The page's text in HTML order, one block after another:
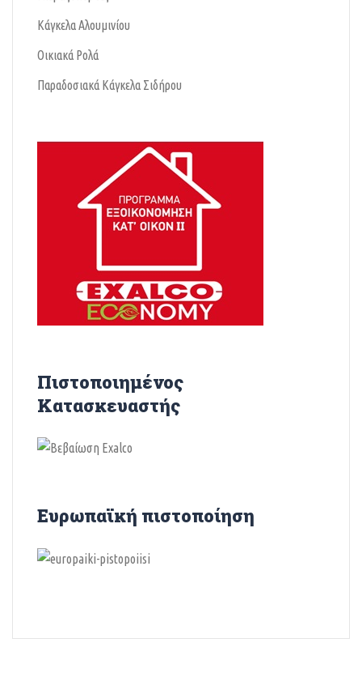
Κάγκελα Αλουμινίου
Οικιακά Ρολά
Παραδοσιακά Κάγκελα Σιδήρου
Πιστοποιημένος
Κατασκευαστής
Ευρωπαϊκή πιστοποίηση